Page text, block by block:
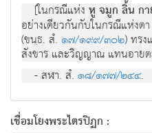
[ในกรณีแห่งหู จมูก ลิ้น ก
อย่างเดียวกันกับในกรณีแห่งต
(ขนฺธ. สํ. ๑๗/๑๙๙/๓๐๒) ทร
สังขาร และวิญญาณ แทนอาย
- สฬา. สํ.๑๘/๑๗๗/๒๔๔.
เชื่อมโยงพระไตรปิฏก :